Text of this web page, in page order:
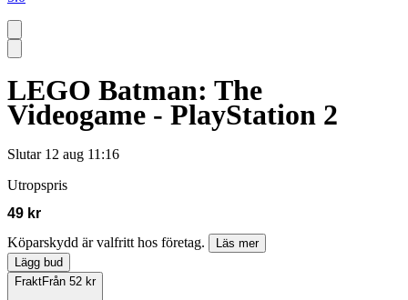
LEGO Batman: The
Videogame - PlayStation 2
Slutar 12 aug 11:16
Utropspris
49 kr
Köparskydd är valfritt hos företag.
Läs mer
Lägg bud
FraktFrån 52 kr